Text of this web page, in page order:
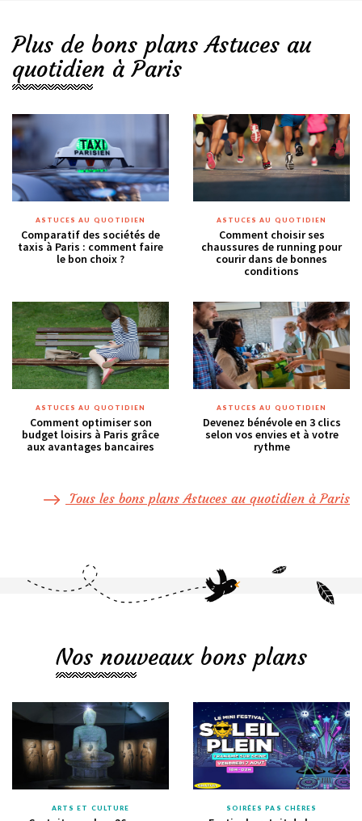
Plus de bons plans Astuces au
quotidien à Paris
ASTUCES AU QUOTIDIEN
Comparatif des sociétés de
taxis à Paris : comment faire
le bon choix ?
ASTUCES AU QUOTIDIEN
Comment choisir ses
chaussures de running pour
courir dans de bonnes
conditions
ASTUCES AU QUOTIDIEN
Comment optimiser son
budget loisirs à Paris grâce
aux avantages bancaires
ASTUCES AU QUOTIDIEN
Devenez bénévole en 3 clics
selon vos envies et à votre
rythme
Tous les bons plans Astuces au quotidien à Paris
Nos nouveaux bons plans
ARTS ET CULTURE SOIRÉES PAS CHÈRES